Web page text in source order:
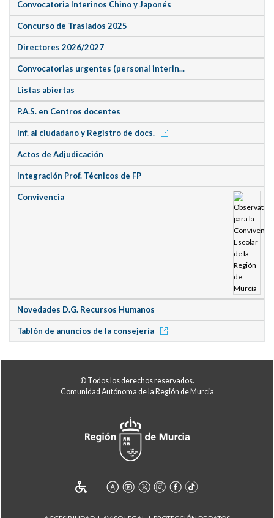
Convocatoria Interinos Chino y Japonés
Concurso de Traslados 2025
Directores 2026/2027
Convocatorias urgentes (personal interin...
Listas abiertas
P.A.S. en Centros docentes
Inf. al ciudadano y Registro de docs.
Actos de Adjudicación
Integración Prof. Técnicos de FP
Convivencia
Novedades D.G. Recursos Humanos
Tablón de anuncios de la consejería
© Todos los derechos reservados.
Comunidad Autónoma de la Región de Murcia